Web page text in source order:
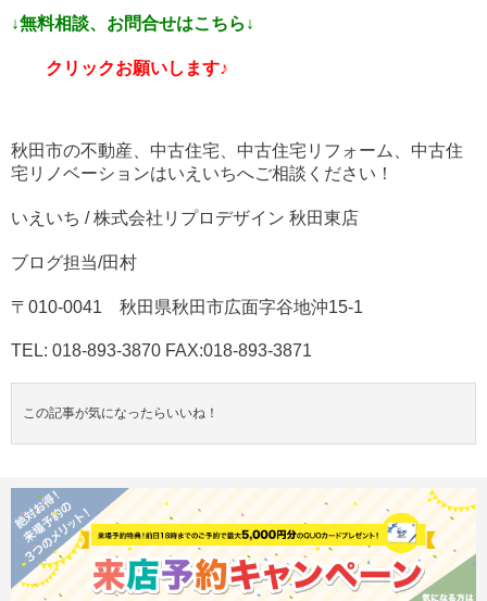
↓無料相談、お問合せはこちら↓
クリックお願いします♪
秋田市の不動産、中古住宅、中古住宅リフォーム、中古住
宅リノベーションはいえいちへご相談ください！
いえいち / 株式会社リプロデザイン 秋田東店
ブログ担当/田村
〒010-0041 秋田県秋田市広面字谷地沖15-1
TEL: 018-893-3870 FAX:018-893-3871
この記事が気になったらいいね！